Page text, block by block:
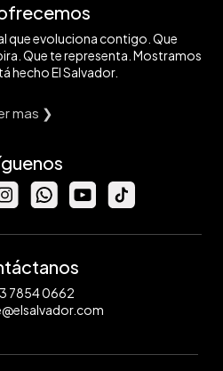
que evoluciona contigo. Que
Que te representa. Mostramos
hecho El Salvador.
mas ❯
7854 0662